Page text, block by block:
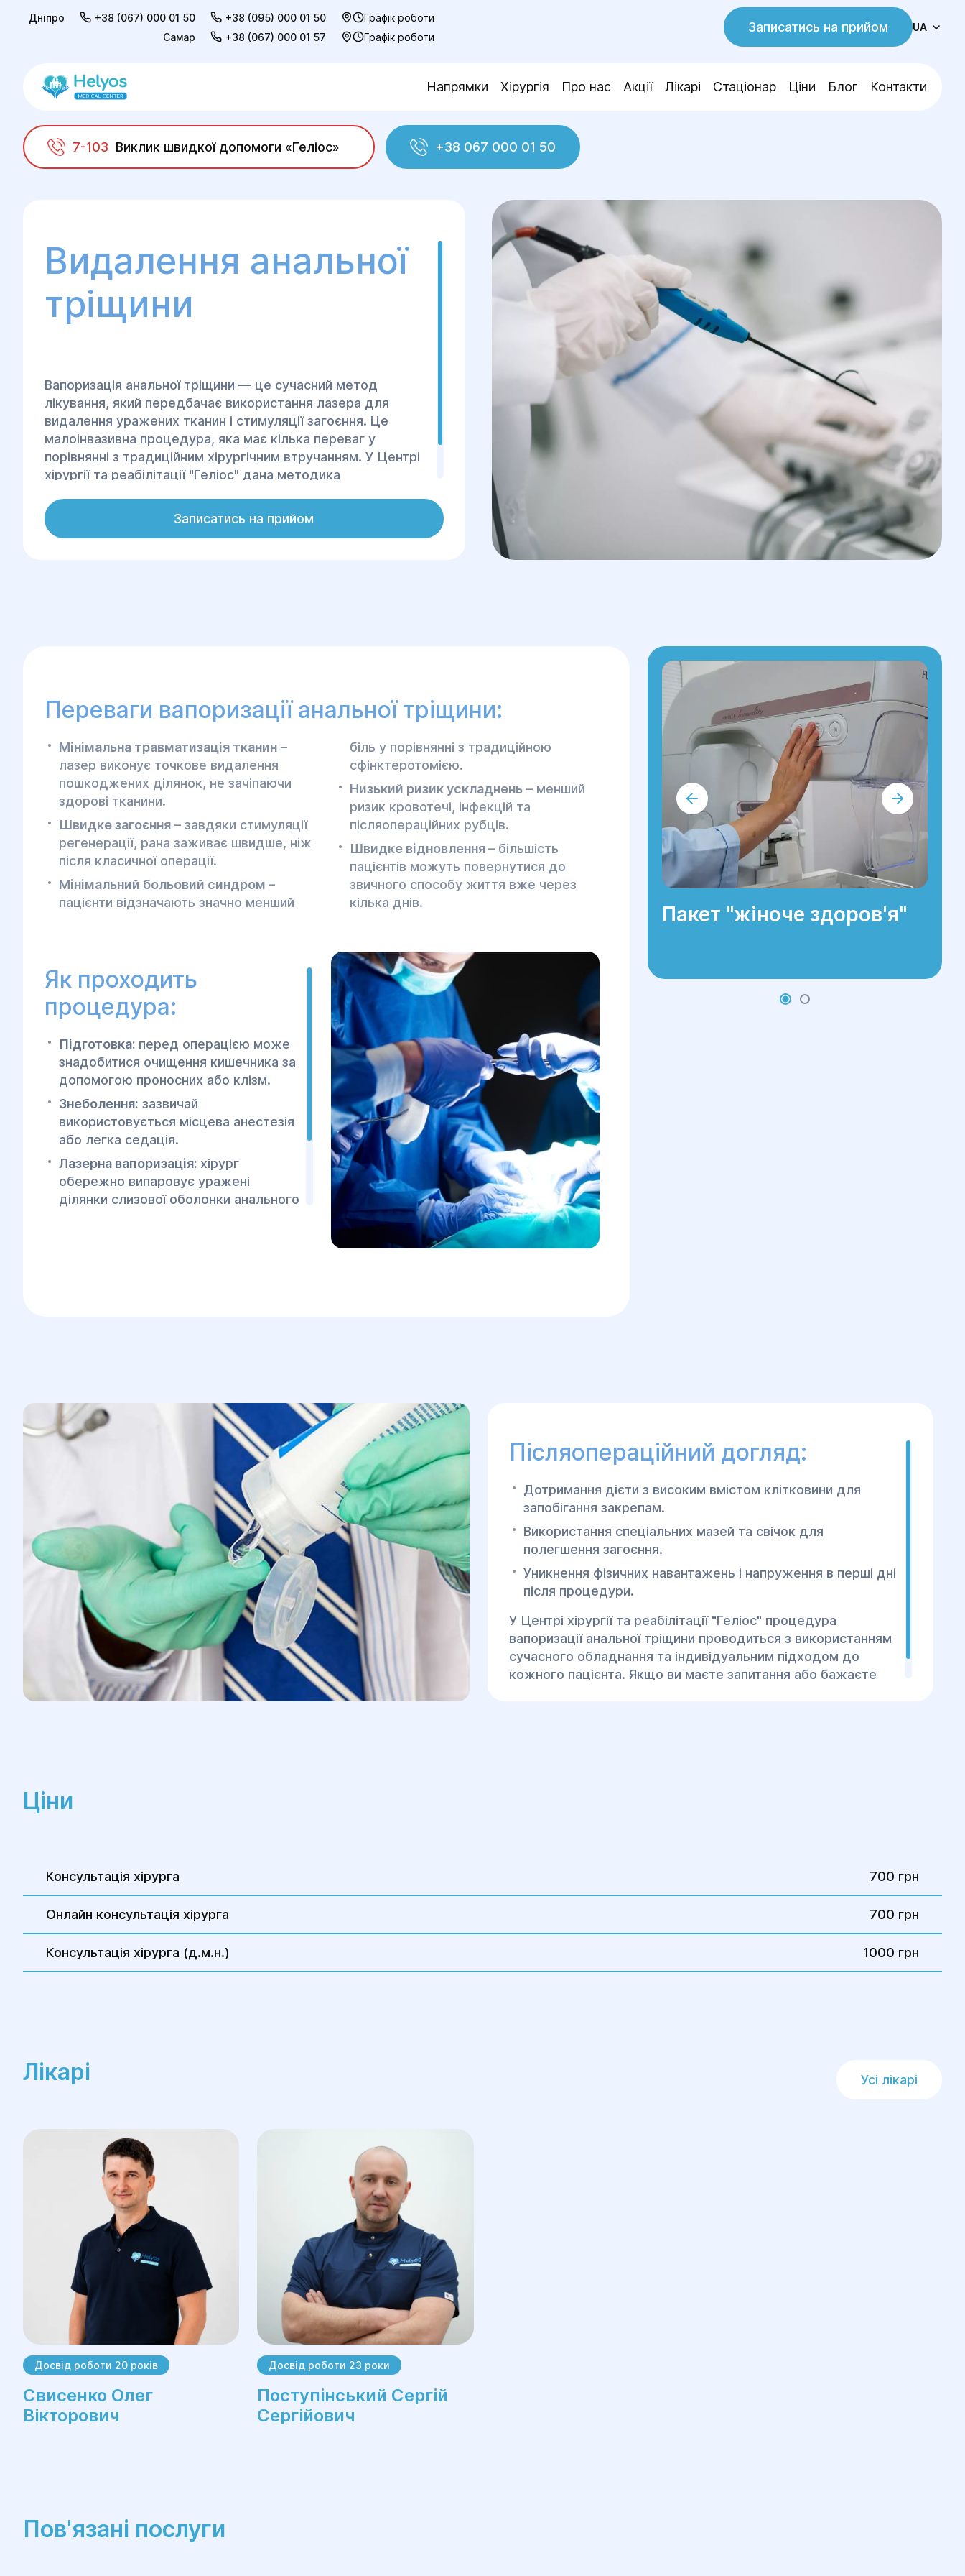
Дніпро +38 (067) 000 01 50 +38 (095) 000 01 50
Графік роботи
Самар
+38 (067) 000 01 57 Графік роботи
Записатись на прийом UA
Напрямки Хірургія Про нас Акції Лікарі Стаціонар Ціни Блог Контакти
7-103 Виклик швидкої допомоги «Геліос»
+38 067 000 01 50
Helyos
Видалення анальної тріщини
Видалення анальної
тріщини
Вапоризація анальної тріщини — це сучасний метод
лікування, який передбачає використання лазера для
видалення уражених тканин і стимуляції загоєння. Це
малоінвазивна процедура, яка має кілька переваг у
порівнянні з традиційним хірургічним втручанням. У Центрі
хірургії та реабілітації "Геліос" дана методика
високу ефективність і комфорт для пацієнтів.
Записатись на прийом
Переваги вапоризації анальної тріщини:
Мінімальна травматизація тканин –
лазер виконує точкове видалення
пошкоджених ділянок, не зачіпаючи
здорові тканини.
Швидке загоєння – завдяки стимуляції
регенерації, рана заживає швидше, ніж
після класичної операції.
Мінімальний больовий синдром –
пацієнти відзначають значно менший
біль у порівнянні з традиційною
сфінктеротомією.
Низький ризик ускладнень – менший
ризик кровотечі, інфекцій та
післяопераційних рубців.
Швидке відновлення– більшість
пацієнтів можуть повернутися до
звичного способу життя вже через
кілька днів.
Як проходить
процедура:
Підготовка: перед операцією може
знадобитися очищення кишечника за
допомогою проносних або клізм.
Знеболення: зазвичай
використовується місцева анестезія
або легка седація.
Лазерна вапоризація: хірург
обережно випаровує уражені
ділянки слизової оболонки анального
Пакет "жіноче здоров'я"
Післяопераційний догляд:
Дотримання дієти з високим вмістом клітковини для
запобігання закрепам.
Використання спеціальних мазей та свічок для
полегшення загоєння.
Уникнення фізичних навантажень і напруження в перші дні
після процедури.
У Центрі хірургії та реабілітації "Геліос" процедура
вапоризації анальної тріщини проводиться з використанням
сучасного обладнання та індивідуальним підходом до
кожного пацієнта. Якщо ви маєте запитання або бажаєте
Ціни
Консультація хірурга 700 грн
Онлайн консультація хірурга 700 грн
Консультація хірурга (д.м.н.) 1000 грн
Лікарі Усі лікарі
Досвід роботи 20 років
Свисенко Олег
Вікторович
Досвід роботи 23 роки
Поступінський Сергій
Сергійович
Пов'язані послуги